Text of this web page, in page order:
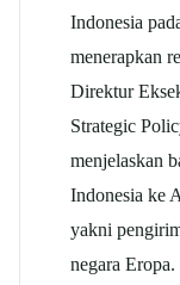
Indonesia
menerapkan
Direktur
Strategic
menjelaskan
Indonesia ke
yakni
negara